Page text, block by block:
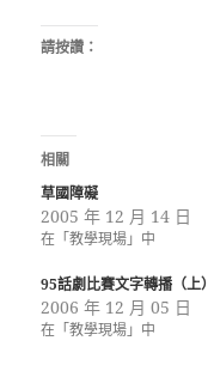
請按讚：
相關
草國障礙
2005 年 12 月 14 日
在「教學現場」中
95話劇比賽文字轉播（上）
2006 年 12 月 05 日
在「教學現場」中